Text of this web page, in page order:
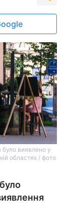
було виявлено у
областях / фото